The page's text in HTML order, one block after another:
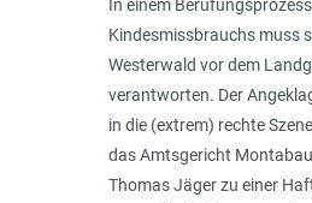
In einem
Kindesmissbrauchs muss
Westerwald vor dem
verantworten. Der
in die (extrem) rechte
das Amtsgericht
Thomas Jäger zu einer